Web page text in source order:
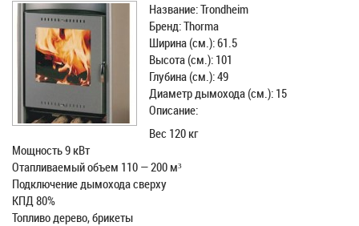
Название: Trondheim
Бренд: Thorma
Ширина (см.): 61.5
Высота (см.): 101
Глубина (см.): 49
Диаметр дымохода (см.): 15
Описание:
Вес 120 кг
Мощность 9 кВт
Отапливаемый объем 110 — 200 м³
Подключение дымохода сверху
КПД 80%
Топливо дерево, брикеты